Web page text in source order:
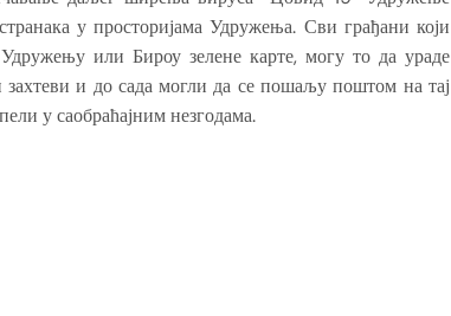
у просторијама Удружења. Сви грађани који
или Бироу зелене карте, могу то да ураде
и до сада могли да се пошаљу поштом на тај
у саобраћајним незгодама.